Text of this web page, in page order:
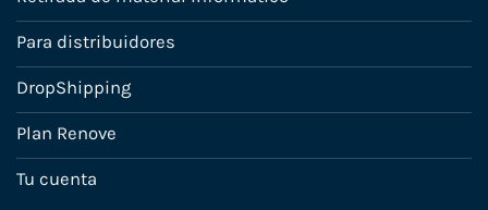
Para distribuidores
DropShipping
Plan Renove
Tu cuenta